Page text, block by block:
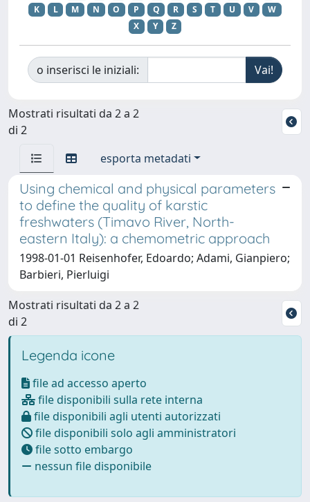
K
L M N O P Q R S T U V
W
X
Y Z
o inserisci le iniziali:
Mostrati risultati da 2 a 2
di 2
esporta metadati
Using chemical and physical parameters
to define the quality of karstic
freshwaters (Timavo River, North-
eastern Italy): a chemometric approach
1998-01-01 Reisenhofer, Edoardo; Adami, Gianpiero;
Barbieri, Pierluigi
Mostrati risultati da 2 a 2
di 2
Legenda icone
file ad accesso aperto
file disponibili sulla rete interna
file disponibili agli utenti autorizzati
file disponibili solo agli amministratori
file sotto embargo
nessun file disponibile